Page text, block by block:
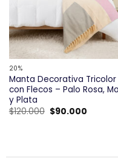
20%
Manta Decorativa Tricolor
con Flecos – Palo Rosa,
y Plata
$120.000 El
precio
$90.000El